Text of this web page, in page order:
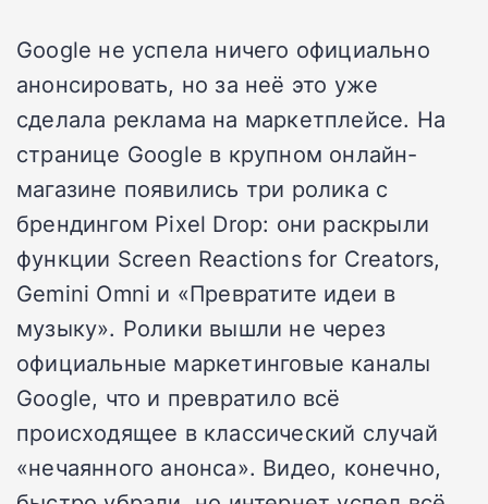
Google не успела ничего официально
анонсировать, но за неё это уже
сделала реклама на маркетплейсе. На
странице Google в крупном онлайн-
магазине появились три ролика с
брендингом Pixel Drop: они раскрыли
функции Screen Reactions for Creators,
Gemini Omni и «Превратите идеи в
музыку». Ролики вышли не через
официальные маркетинговые каналы
Google, что и превратило всё
происходящее в классический случай
«нечаянного анонса». Видео, конечно,